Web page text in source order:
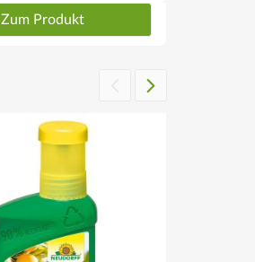
Zum Produkt